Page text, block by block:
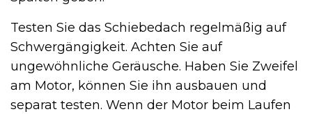
Testen Sie das Schiebedach regelmäßig auf
Schwergängigkeit. Achten Sie auf
ungewöhnliche Geräusche. Haben Sie Zweifel
am Motor, können Sie ihn ausbauen und
separat testen. Wenn der Motor beim Laufen